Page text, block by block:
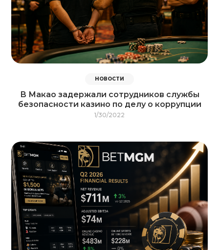
НОВОСТИ
В Макао задержали сотрудников службы
безопасности казино по делу о коррупции
1/30/2022